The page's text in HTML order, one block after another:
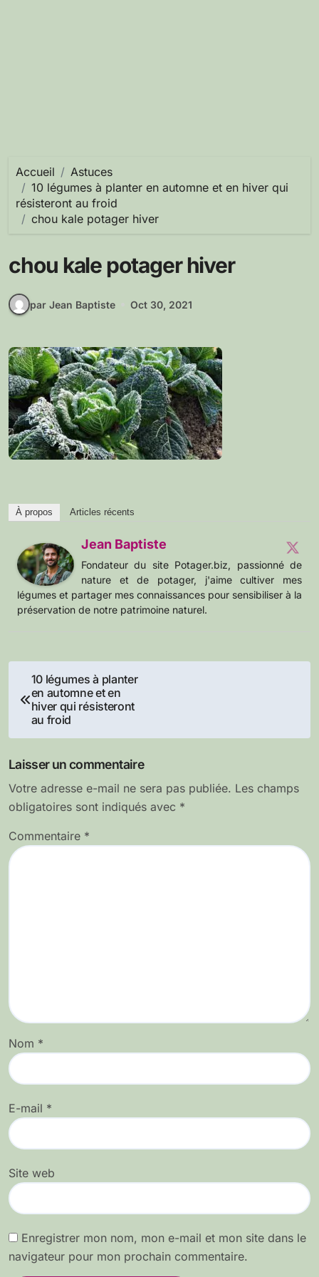
Accueil
Astuces
10 légumes à planter en automne et en hiver qui
résisteront au froid
chou kale potager hiver
chou kale potager hiver
par Jean Baptiste Oct 30, 2021
À propos Articles récents
Jean Baptiste
Fondateur du site Potager.biz, passionné de
nature et de potager, j'aime cultiver mes
légumes et partager mes connaissances pour sensibiliser à la
préservation de notre patrimoine naturel.
Navigation
de
l’article
10 légumes à planter
en automne et en
hiver qui résisteront
au froid
Laisser un commentaire
Votre adresse e-mail ne sera pas publiée. Les champs
obligatoires sont indiqués avec *
Commentaire *
Nom *
E-mail *
Site web
Enregistrer mon nom, mon e-mail et mon site dans le
navigateur pour mon prochain commentaire.